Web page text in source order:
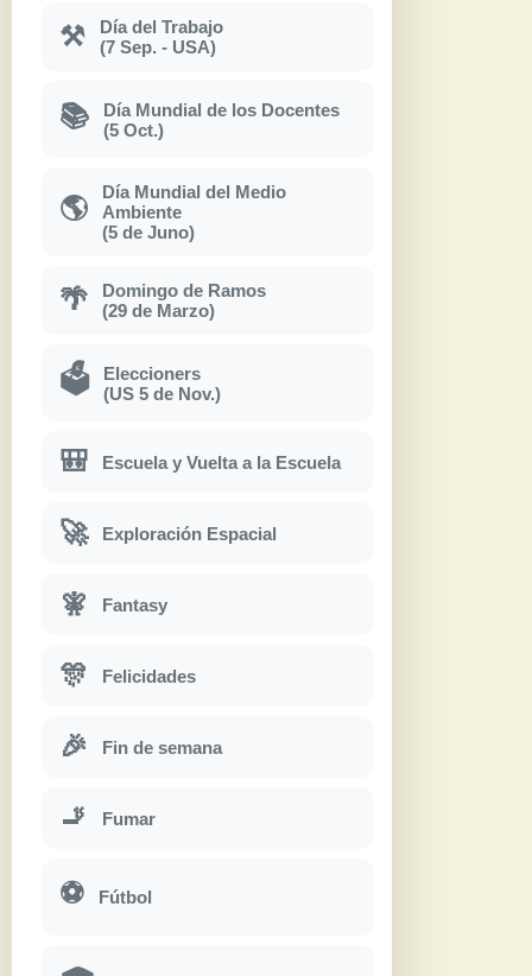
⚒
Día del Trabajo
(7 Sep. - USA)
📚
Día Mundial de los Docentes
(5 Oct.)
🌎
Día Mundial del Medio
Ambiente
(5 de Juno)
🌴
Domingo de Ramos
(29 de Marzo)
🗳
Eleccioners
(US 5 de Nov.)
🎒 Escuela y Vuelta a la Escuela
🚀 Exploración Espacial
🧚 Fantasy
🎊 Felicidades
🎉 Fin de semana
🚬 Fumar
⚽ Fútbol